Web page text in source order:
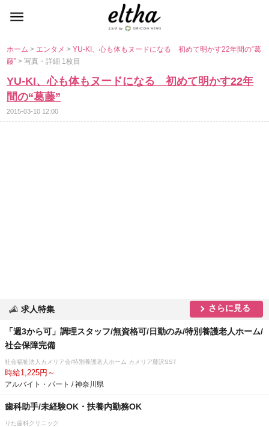
ホーム> エンタメ>YU-KI、心も体もヌードになる 初めて明かす22年間の“葛
藤”> 写真・詳細 1枚目
YU-KI、心も体もヌードになる 初めて明かす22年
間の“葛藤”
2015-03-10 12:00
求人特集 さらに見る
「週3から可」調理スタッフ/無資格可/日勤のみ/特別養護老人ホーム/
社会保障完備
社会福祉法人カメリア会/特別養護老人ホーム カメリア藤沢SST
時給1,225円～
アルバイト・パート / 神奈川県
歯科助手/未経験OK・扶養内勤務OK
りた歯科クリニック